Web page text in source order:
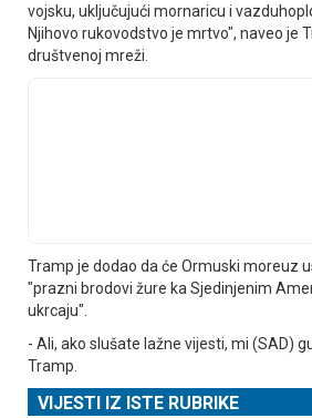
vojsku, uključujući mornaricu i
Njihovo rukovodstvo je mrtvo", naveo je
društvenoj mreži.
Tramp je dodao da će Ormuski moreuz
"prazni brodovi žure ka Sjedinjenim
ukrcaju".
- Ali, ako slušate lažne vijesti, mi (SAD)
Tramp.
VIJESTI IZ ISTE RUBRIKE